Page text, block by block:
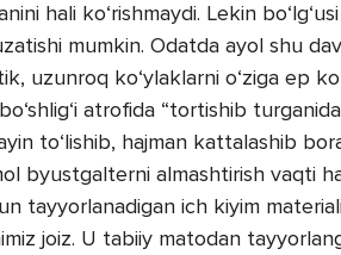
hali ko‘rishmaydi. Lekin
mumkin. Odatda ayol shu
uzunroq ko‘ylaklarni o‘ziga ep
atrofida “tortishib
to‘lishib, hajman kattalashib
byustgalterni almashtirish vaqti
tayyorlanadigan ich kiyim
joiz. U tabiiy matodan